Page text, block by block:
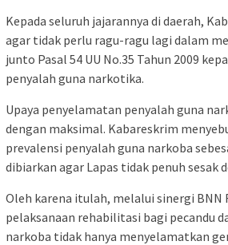
Kepada seluruh jajarannya di daerah,
agar tidak perlu ragu-ragu lagi dalam
junto Pasal 54 UU No.35 Tahun 2009
penyalah guna narkotika.
Upaya penyelamatan penyalah guna
dengan maksimal. Kabareskrim
prevalensi penyalah guna narkoba
dibiarkan agar Lapas tidak penuh sesak
Oleh karena itulah, melalui sinergi BNN
pelaksanaan rehabilitasi bagi pecandu
narkoba tidak hanya menyelamatkan